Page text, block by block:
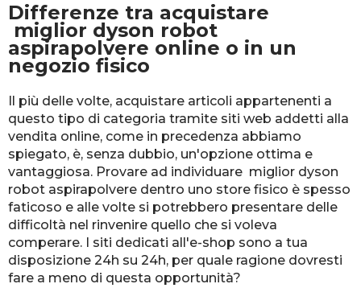
Differenze tra acquistare
miglior dyson robot
aspirapolvere online o in un
negozio fisico
Il più delle volte, acquistare articoli appartenenti a
questo tipo di categoria tramite siti web addetti alla
vendita online, come in precedenza abbiamo
spiegato, è, senza dubbio, un'opzione ottima e
vantaggiosa. Provare ad individuare miglior dyson
robot aspirapolvere dentro uno store fisico è spesso
faticoso e alle volte si potrebbero presentare delle
difficoltà nel rinvenire quello che si voleva
comperare. I siti dedicati all'e-shop sono a tua
disposizione 24h su 24h, per quale ragione dovresti
fare a meno di questa opportunità?